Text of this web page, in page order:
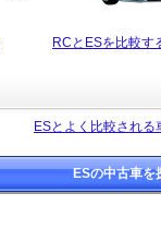
RCとESを比較す
ESとよく比較される
ESの中古車を